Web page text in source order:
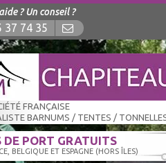
? Un conseil ?
37 74 35
FRANÇAISE
BARNUMS / TENTES /
DE PORT GRATUITS
BELGIQUE ET ESPAGNE (HORS ÎLES)